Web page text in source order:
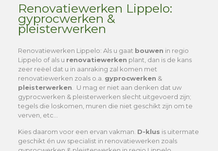
Renovatiewerken Lippelo:
gyprocwerken &
pleisterwerken
Renovatiewerken Lippelo: Als u gaat bouwen in regio
Lippelo of als u renovatiewerken plant, dan is de kans
zeer reëel dat u in aanraking zal komen met
renovatiewerken zoals o.a. gyprocwerken &
pleisterwerken . U mag er niet aan denken dat uw
gyprocwerken & pleisterwerken slecht uitgevoerd zijn;
tegels die loskomen, muren die niet geschikt zijn om te
verven, etc…
Kies daarom voor een ervan vakman. D-klus is uitermate
geschikt én uw specialist in renovatiewerken zoals